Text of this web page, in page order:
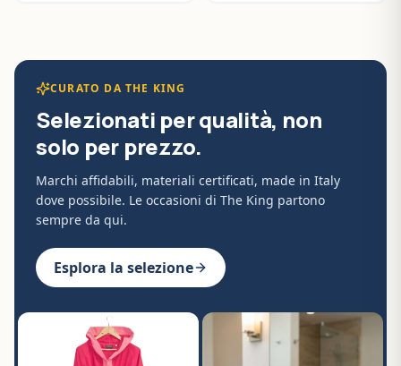
CURATO DA THE KING
Selezionati per qualità, non
solo per prezzo.
Marchi affidabili, materiali certificati, made in Italy
dove possibile. Le occasioni di The King partono
sempre da qui.
Esplora la selezione